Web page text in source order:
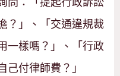
？」、「交通違規裁
一樣嗎？」、「行政
付律師費？」